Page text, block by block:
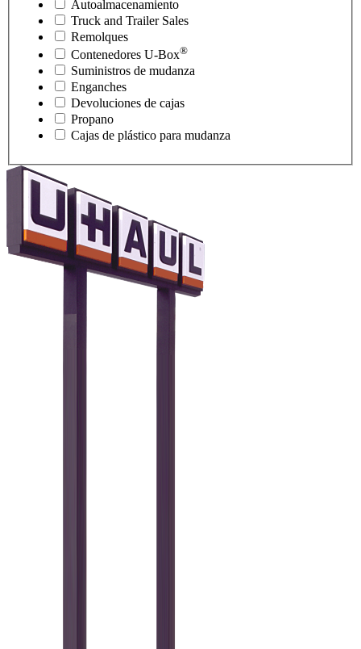
Autoalmacenamiento
Truck and Trailer Sales
Remolques
Contenedores U-Box®
Suministros de mudanza
Enganches
Devoluciones de cajas
Propano
Cajas de plástico para mudanza